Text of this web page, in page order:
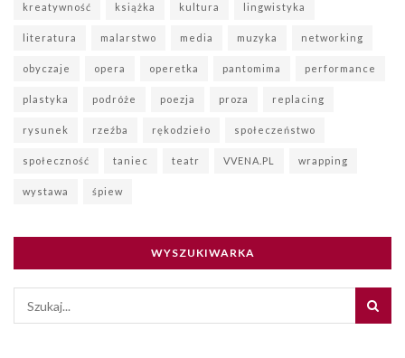
kreatywność książka kultura lingwistyka
literatura malarstwo media muzyka networking
obyczaje opera operetka pantomima performance
plastyka podróże poezja proza replacing
rysunek rzeźba rękodzieło społeczeństwo
społeczność taniec teatr VVENA.PL wrapping
wystawa śpiew
WYSZUKIWARKA